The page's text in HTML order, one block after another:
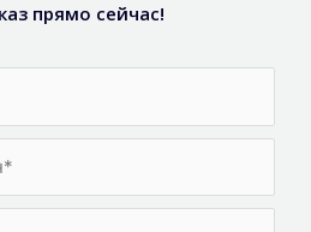
прямо сейчас!